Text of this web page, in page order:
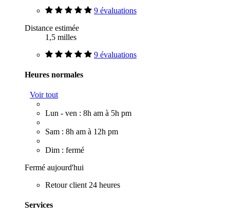
9 évaluations
Distance estimée
1,5 milles
9 évaluations
Heures normales
Voir tout
Lun - ven : 8h am à 5h pm
Sam : 8h am à 12h pm
Dim : fermé
Fermé aujourd'hui
Retour client 24 heures
Services